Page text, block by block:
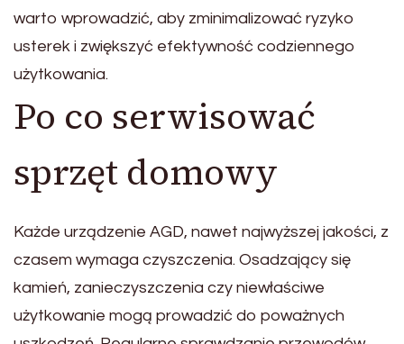
warto wprowadzić, aby zminimalizować ryzyko
usterek i zwiększyć efektywność codziennego
użytkowania.
Po co serwisować
sprzęt domowy
Każde urządzenie AGD, nawet najwyższej jakości, z
czasem wymaga czyszczenia. Osadzający się
kamień, zanieczyszczenia czy niewłaściwe
użytkowanie mogą prowadzić do poważnych